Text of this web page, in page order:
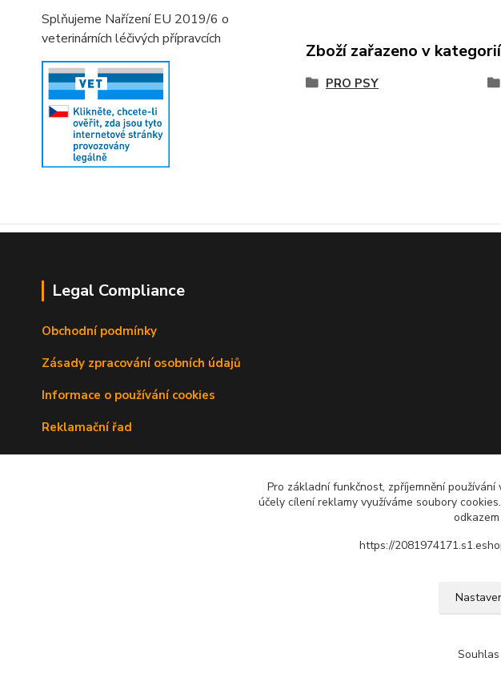
Splňujeme Nařízení EU 2019/6 o
veterinárních léčivých přípravcích
Zboží zařazeno v
PRO PSY
Legal Compliance
Obchodní podmínky
Zásady zpracování osobních údajů
Informace o používání cookies
Reklamační řad
Doprava a platba
Pro základní funkčnost, zpříjemnění
účely cílení reklamy využíváme soubory
https://